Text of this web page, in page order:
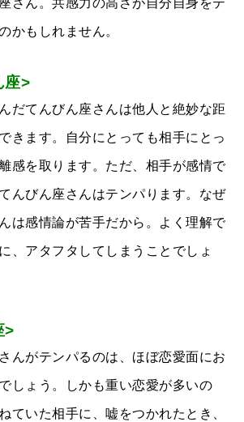
さん。共感力の高さが自分自身をテ
かもしれません。
>
だてんびん座さんは他人と絶妙な距
きます。自分にとっても相手にとっ
感を取ります。ただ、相手が感情で
んびん座さんはテンパります。なぜ
は感情論が苦手だから。よく理解で
、アタフタしてしまうことでしょ
>
んがテンパるのは、ほぼ恋愛面にお
しょう。しかも重い恋愛が多いの
ていた相手に、嘘をつかれたとき、